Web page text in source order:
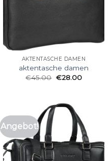
AKTENTASCHE DAMEN
aktentasche damen
€45.00 €28.00
Angebot!